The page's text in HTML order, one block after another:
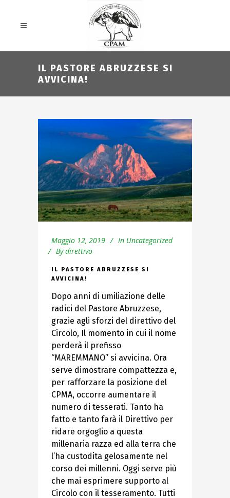
IL PASTORE ABRUZZESE SI
AVVICINA!
Maggio 12, 2019 In Uncategorized
By direttivo
IL PASTORE ABRUZZESE SI
AVVICINA!
Dopo anni di umiliazione delle
radici del Pastore Abruzzese,
grazie agli sforzi del direttivo del
Circolo, Il momento in cui il nome
perderà il prefisso
“MAREMMANO” si avvicina. Ora
serve dimostrare compattezza e,
per rafforzare la posizione del
CPMA, occorre aumentare il
numero di tesserati. Tanto ha
fatto e tanto farà il Direttivo per
ridare orgoglio a questa
millenaria razza ed alla terra che
l’ha custodita gelosamente nel
corso dei millenni. Oggi serve più
che mai esprimere supporto al
Circolo con il tesseramento. Tutti